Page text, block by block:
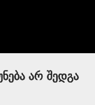
არ შედგა